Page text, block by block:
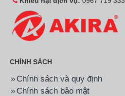
CHÍNH SÁCH
Chính sách và quy định
Chính sách bảo mật